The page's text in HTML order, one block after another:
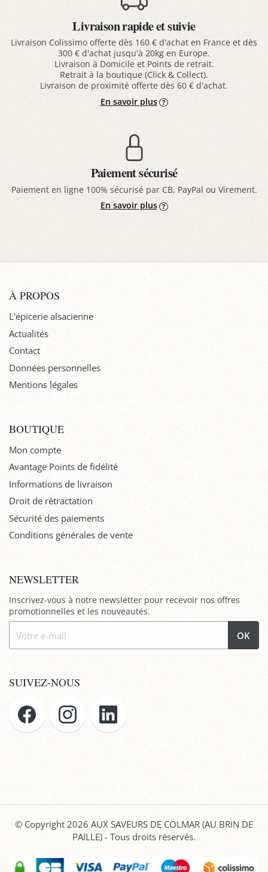
Livraison rapide et suivie
Livraison Colissimo offerte dès 160 € d'achat en France et dès
300 € d'achat jusqu'à 20kg en Europe.
Livraison à Domicile et Points de retrait.
Retrait à la boutique (Click & Collect).
Livraison de proximité offerte dès 60 € d'achat.
En savoir plus
Paiement sécurisé
Paiement en ligne 100% sécurisé par CB, PayPal ou Virement.
En savoir plus
À PROPOS
L'épicerie alsacienne
Actualités
Contact
Données personnelles
Mentions légales
BOUTIQUE
Mon compte
Avantage Points de fidélité
Informations de livraison
Droit de rétractation
Sécurité des paiements
Conditions générales de vente
NEWSLETTER
Inscrivez-vous à notre newsletter pour recevoir nos offres
promotionnelles et les nouveautés.
OK
SUIVEZ-NOUS
© Copyright 2026 AUX SAVEURS DE COLMAR (AU BRIN DE
PAILLE) - Tous droits réservés.